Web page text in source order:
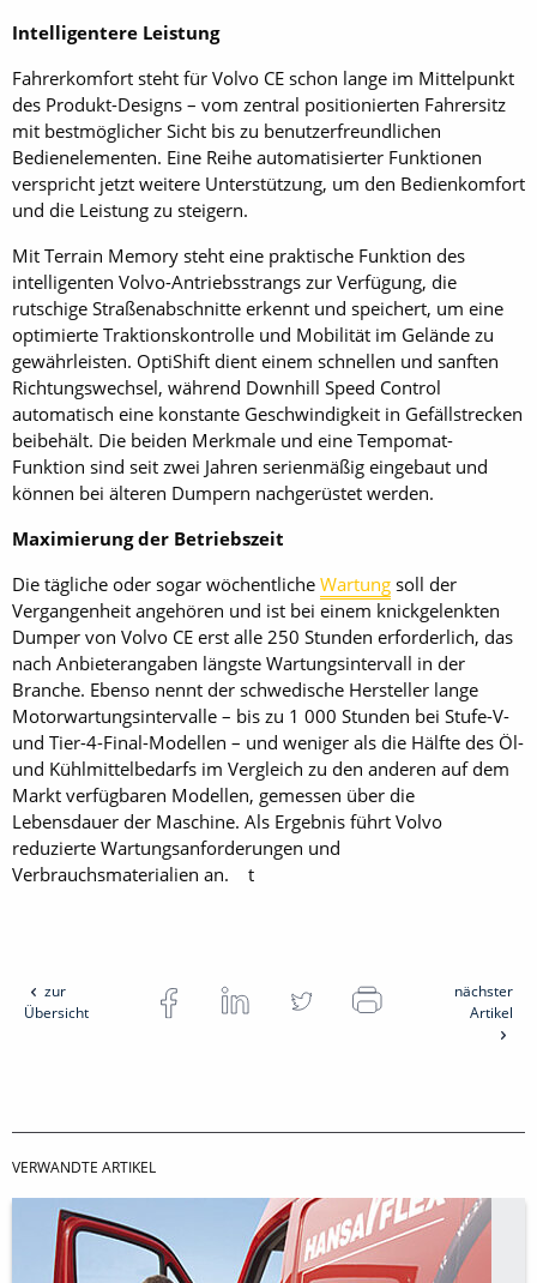
Intelligentere Leistung
Fahrerkomfort steht für Volvo CE schon lange im Mittelpunkt
des Produkt-Designs – vom zentral positionierten Fahrersitz
mit bestmöglicher Sicht bis zu benutzerfreundlichen
Bedienelementen. Eine Reihe automatisierter Funktionen
verspricht jetzt weitere Unterstützung, um den Bedienkomfort
und die Leistung zu steigern.
Mit Terrain Memory steht eine praktische Funktion des
intelligenten Volvo-Antriebsstrangs zur Verfügung, die
rutschige Straßenabschnitte erkennt und speichert, um eine
optimierte Traktionskontrolle und Mobilität im Gelände zu
gewährleisten. OptiShift dient einem schnellen und sanften
Richtungswechsel, während Downhill Speed Control
automatisch eine konstante Geschwindigkeit in Gefällstrecken
beibehält. Die beiden Merkmale und eine Tempomat-
Funktion sind seit zwei Jahren serienmäßig eingebaut und
können bei älteren Dumpern nachgerüstet werden.
Maximierung der Betriebszeit
Die tägliche oder sogar wöchentliche Wartung soll der
Vergangenheit angehören und ist bei einem knickgelenkten
Dumper von Volvo CE erst alle 250 Stunden erforderlich, das
nach Anbieterangaben längste Wartungsintervall in der
Branche. Ebenso nennt der schwedische Hersteller lange
Motorwartungsintervalle – bis zu 1 000 Stunden bei Stufe-V-
und Tier-4-Final-Modellen – und weniger als die Hälfte des Öl-
und Kühlmittelbedarfs im Vergleich zu den anderen auf dem
Markt verfügbaren Modellen, gemessen über die
Lebensdauer der Maschine. Als Ergebnis führt Volvo
reduzierte Wartungsanforderungen und
Verbrauchsmaterialien an. t
zur
Übersicht
nächster
Artikel
VERWANDTE ARTIKEL